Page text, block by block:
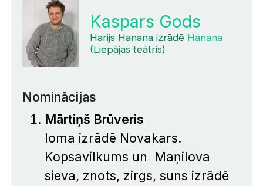
Kaspars Gods
Harijs Hanana izrādē Hanana
(Liepājas teātris)
Nominācijas
Mārtiņš Brūveris
loma izrādē Novakars.
Kopsavilkums un Maņilova
sieva, znots, zirgs, suns izrādē